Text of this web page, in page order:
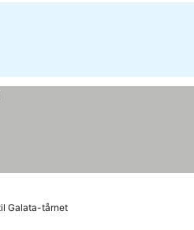
Galata-tårnet